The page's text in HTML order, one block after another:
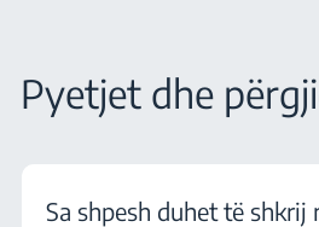
Pyetjet dhe
Sa shpesh duhet të